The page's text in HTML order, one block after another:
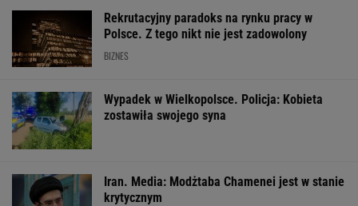
Rekrutacyjny paradoks na rynku pracy w
Polsce. Z tego nikt nie jest zadowolony
BIZNES
Wypadek w Wielkopolsce. Policja: Kobieta
zostawiła swojego syna
Iran. Media: Modżtaba Chamenei jest w stanie
krytycznym